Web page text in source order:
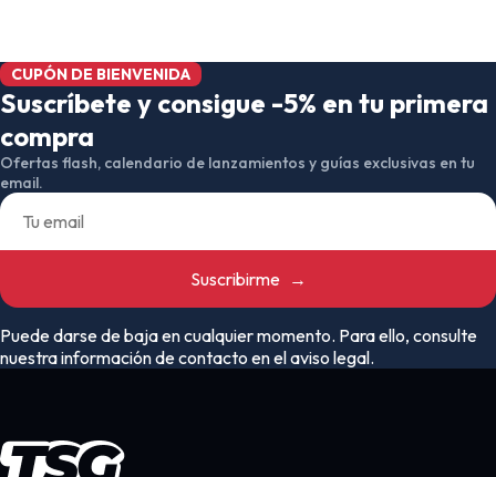
CUPÓN DE BIENVENIDA
Suscríbete y consigue -5% en tu primera
compra
Ofertas flash, calendario de lanzamientos y guías exclusivas en tu
email.
Suscribirme →
Puede darse de baja en cualquier momento. Para ello, consulte
nuestra información de contacto en el aviso legal.